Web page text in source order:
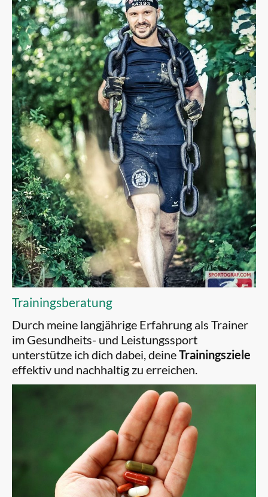
Trainingsberatung
Durch meine langjährige Erfahrung als Trainer
im Gesundheits- und Leistungssport
unterstütze ich dich dabei, deineTrainingsziele
effektiv und nachhaltig zu erreichen.